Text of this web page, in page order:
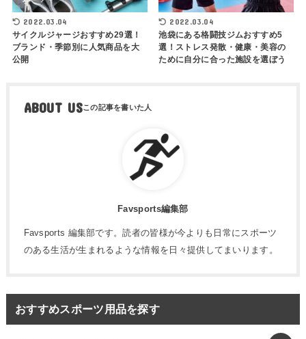
2022.03.04
サイクルジャージおすすめ29選！
ブランド・季節別に人気商品を大
公開
2022.03.04
池袋にある格闘技ジムおすすめ5
選！ストレス発散・健康・美容の
ために自分に合った施設を選ぼう
ABOUT US
Favsports編集部
Favsports 編集部です。読者の皆様が今よりも日常にスポーツ
のある生活が生まれるような情報を日々提供してまいります。
おすすめスポーツ用品を探す